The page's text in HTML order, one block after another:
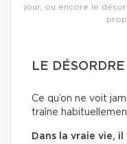
jour, ou encore le
LE
Ce qu’on ne voit
traîne
Dans la vraie vie, il